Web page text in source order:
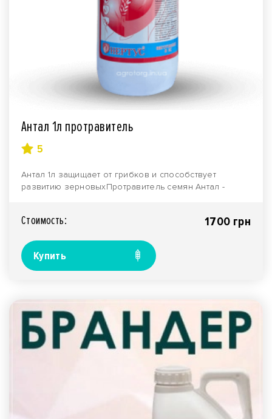
Антал 1л протравитель
5
Антал 1л защищает от грибков и способствует
развитию зерновыхПротравитель семян Антал -
Стоимость: 1700 грн
Купить